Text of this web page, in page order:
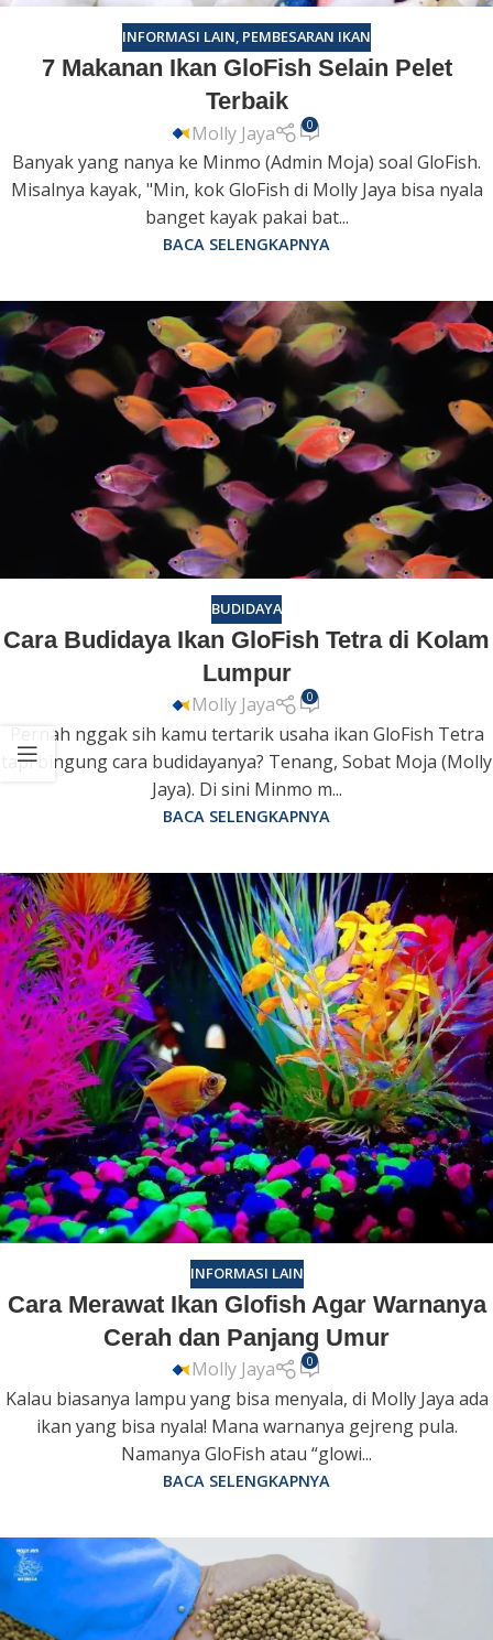
INFORMASI LAIN, PEMBESARAN IKAN
7 Makanan Ikan GloFish Selain Pelet
Terbaik
Molly Jaya 0
Banyak yang nanya ke Minmo (Admin Moja) soal GloFish.
Misalnya kayak, "Min, kok GloFish di Molly Jaya bisa nyala
banget kayak pakai bat...
BACA SELENGKAPNYA
BUDIDAYA
Cara Budidaya Ikan GloFish Tetra di Kolam
Lumpur
Molly Jaya 0
Pernah nggak sih kamu tertarik usaha ikan GloFish Tetra
tapi bingung cara budidayanya? Tenang, Sobat Moja (Molly
Jaya). Di sini Minmo m...
BACA SELENGKAPNYA
INFORMASI LAIN
Cara Merawat Ikan Glofish Agar Warnanya
Cerah dan Panjang Umur
Molly Jaya 0
Kalau biasanya lampu yang bisa menyala, di Molly Jaya ada
ikan yang bisa nyala! Mana warnanya gejreng pula.
Namanya GloFish atau “glowi...
BACA SELENGKAPNYA